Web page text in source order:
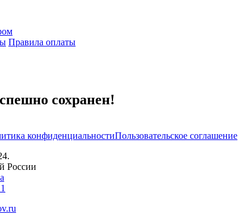
Правила оплаты
сохранен!
конфиденциальностиПользовательское соглашение
России